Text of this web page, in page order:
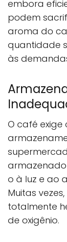
embora
podem
aroma do
quantidade
às
O café
o à luz e ao
Muitas
totalmente
de oxigênio.